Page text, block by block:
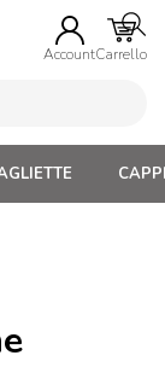
AccountCarrello